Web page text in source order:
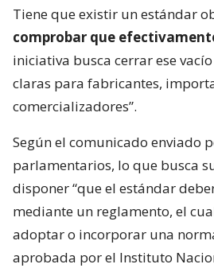
Tiene que existir un estándar
comprobar que
iniciativa busca cerrar ese
claras para fabricantes,
comercializadores”.
Según el comunicado enviado
parlamentarios, lo que busca
disponer “que el estándar
mediante un reglamento, el
adoptar o incorporar una
aprobada por el Instituto